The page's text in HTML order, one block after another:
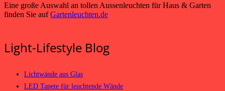
Eine große Auswahl an tollen Aussenleuchten für Haus & Garten
finden Sie aufGartenleuchten.de
Light-Lifestyle Blog
Lichtwände aus Glas
LED Tapete für leuchtende Wände